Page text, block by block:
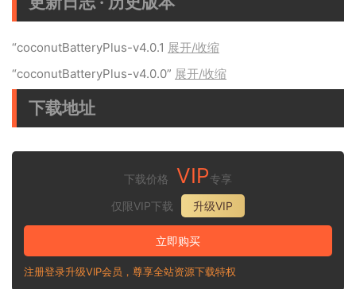
“coconutBatteryPlus-v4.0.1 展开/收缩
“coconutBatteryPlus-v4.0.0” 展开/收缩
下载地址
下载价格 VIP专享
仅限VIP下载
升级VIP
立即购买
注册登录升级VIP会员，尊享全站资源下载特权